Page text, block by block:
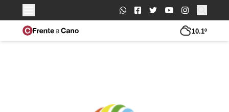
Buscar:
10.1º